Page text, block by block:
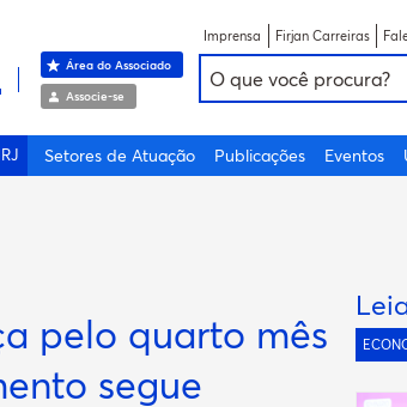
Área do Associado
Associe-se
Imprensa Firjan Carreiras
Setores de Atuação Publicações Eventos
pelo quarto mês
segue